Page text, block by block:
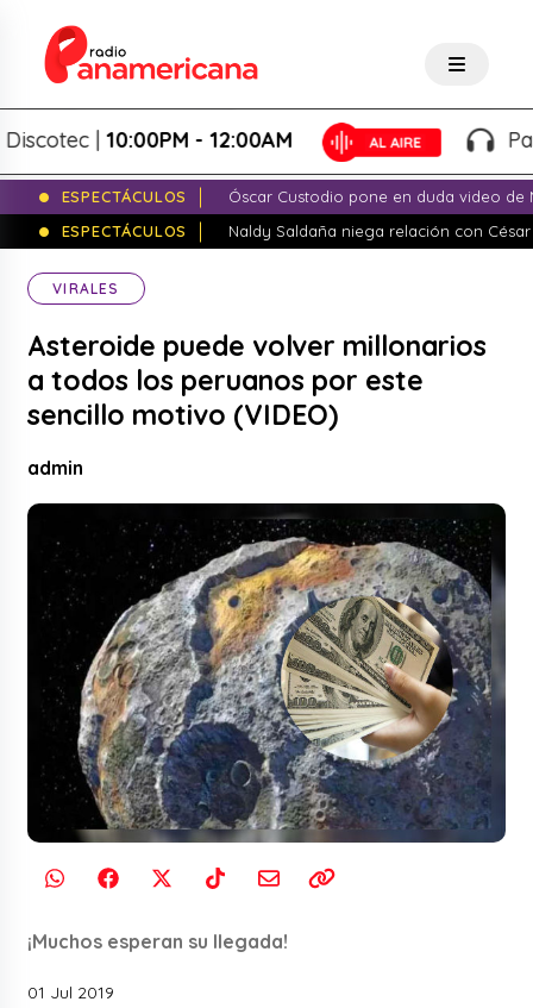
|10:00PM - 12:00AM
ESPECTÁCULOS
Óscar Custodio pone en duda video de
ESPECTÁCULOS
Naldy Saldaña niega relación con
VIRALES
Asteroide puede volver millonarios
a todos los peruanos por este
sencillo motivo (VIDEO)
admin
¡Muchos esperan su llegada!
01 Jul 2019